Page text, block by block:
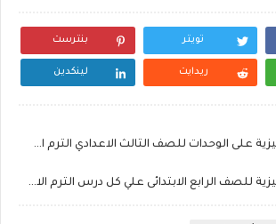
تويتر بنترست
ريدايت لينكدين
امتحانات لغة إنجليزية على الوحدات للصف الثالث الاعدادي الترم الاول، مطابقه لمواصفات 2022 إعداد سلسلة the best
امتحانات لغة إنجليزية للصف الرابع الابتدائى علي كل درس الترم الاول pdf بدون علامة مائية